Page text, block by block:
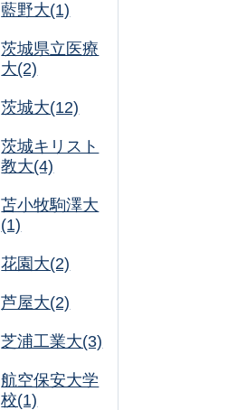
藍野大(1)
茨城県立医療
大(2)
茨城大(12)
茨城キリスト
教大(4)
苫小牧駒澤大
(1)
花園大(2)
芦屋大(2)
芝浦工業大(3)
航空保安大学
校(1)